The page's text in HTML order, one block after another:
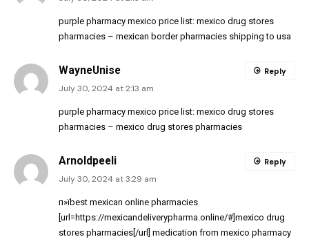
purple pharmacy mexico price list: mexico drug stores
pharmacies – mexican border pharmacies shipping to usa
WayneUnise
July 30, 2024 at 2:13 am
purple pharmacy mexico price list: mexico drug stores
pharmacies – mexico drug stores pharmacies
Reply
Arnoldpeeli
July 30, 2024 at 3:29 am
п»їbest mexican online pharmacies
[url=https://mexicandeliverypharma.online/#]mexico drug
stores pharmacies[/url] medication from mexico pharmacy
Reply